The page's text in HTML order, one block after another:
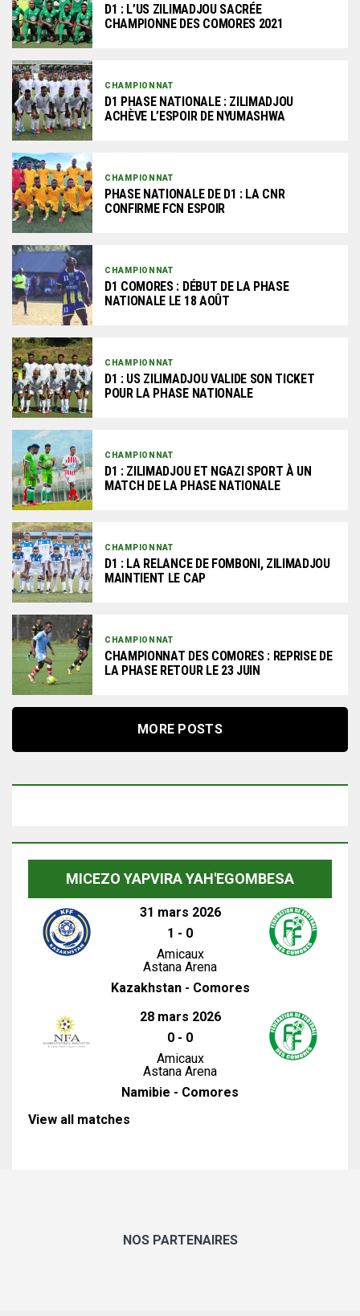
D1 : L’US ZILIMADJOU SACRÉE
CHAMPIONNE DES COMORES 2021
CHAMPIONNAT
D1 PHASE NATIONALE : ZILIMADJOU
ACHÈVE L’ESPOIR DE NYUMASHWA
CHAMPIONNAT
PHASE NATIONALE DE D1 : LA CNR
CONFIRME FCN ESPOIR
CHAMPIONNAT
D1 COMORES : DÉBUT DE LA PHASE
NATIONALE LE 18 AOÛT
CHAMPIONNAT
D1 : US ZILIMADJOU VALIDE SON TICKET
POUR LA PHASE NATIONALE
CHAMPIONNAT
D1 : ZILIMADJOU ET NGAZI SPORT À UN
MATCH DE LA PHASE NATIONALE
CHAMPIONNAT
D1 : LA RELANCE DE FOMBONI, ZILIMADJOU
MAINTIENT LE CAP
CHAMPIONNAT
CHAMPIONNAT DES COMORES : REPRISE DE
LA PHASE RETOUR LE 23 JUIN
MORE POSTS
MICEZO YAPVIRA YAH'EGOMBESA
31 mars 2026
1 - 0
Amicaux
Astana Arena
Kazakhstan - Comores
28 mars 2026
0 - 0
Amicaux
Astana Arena
Namibie - Comores
View all matches
NOS PARTENAIRES